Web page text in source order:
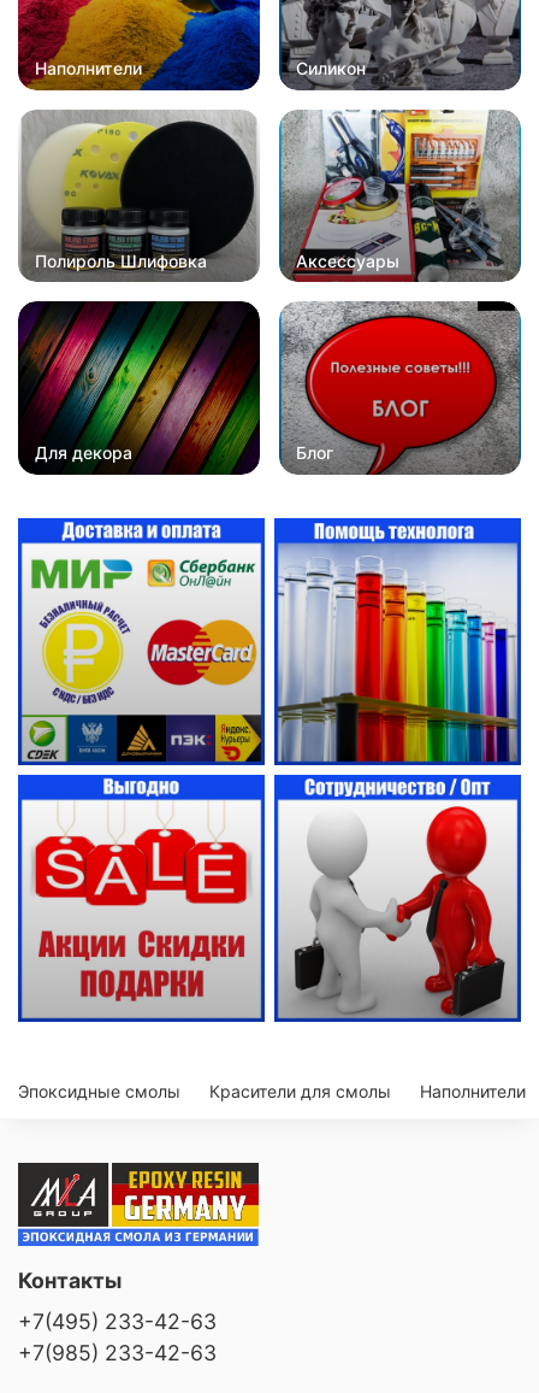
Наполнители Силикон
Полироль Шлифовка Аксессуары
Для декора Блог
Эпоксидные смолы Красители для смолы Наполнители
Контакты
+7(495) 233-42-63
+7(985) 233-42-63